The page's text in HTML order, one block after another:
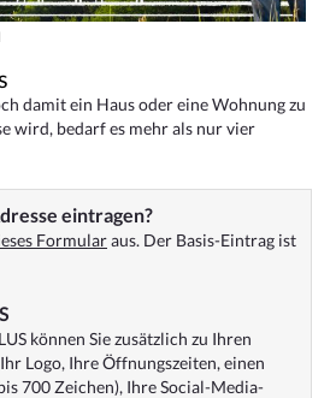
damit ein Haus oder eine Wohnung zu
wird, bedarf es mehr als nur vier
eintragen?
Formularaus. Der Basis-Eintrag ist
können Sie zusätzlich zu Ihren
Logo, Ihre Öffnungszeiten, einen
700 Zeichen), Ihre Social-Media-